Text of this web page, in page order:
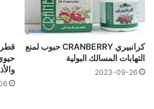
كرانبيري CRANBERRY حبوب لمنع
التهابات المسالك البولية
2023-09-26